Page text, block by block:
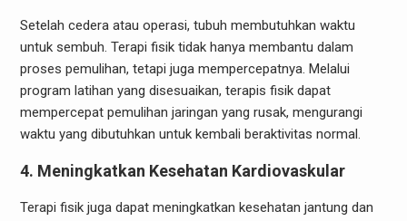
Setelah cedera atau operasi, tubuh membutuhkan waktu
untuk sembuh. Terapi fisik tidak hanya membantu dalam
proses pemulihan, tetapi juga mempercepatnya. Melalui
program latihan yang disesuaikan, terapis fisik dapat
mempercepat pemulihan jaringan yang rusak, mengurangi
waktu yang dibutuhkan untuk kembali beraktivitas normal.
4. Meningkatkan Kesehatan Kardiovaskular
Terapi fisik juga dapat meningkatkan kesehatan jantung dan